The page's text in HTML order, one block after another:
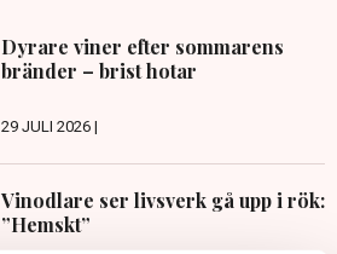
Dyrare viner efter sommarens
bränder – brist hotar
29 JULI 2026 |
Vinodlare ser livsverk gå upp i rök:
”Hemskt”